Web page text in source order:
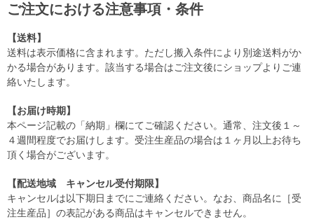
ご注文における注意事項・条件
【送料】
送料は表示価格に含まれます。ただし搬入条件により別途送料がか
かる場合があります。該当する場合はご注文後にショップよりご連
絡いたします。
【お届け時期】
本ページ記載の「納期」欄にてご確認ください。通常、注文後１～
４週間程度でお届けします。受注生産品の場合は１ヶ月以上お待ち
頂く場合がございます。
【配送地域 キャンセル受付期限】
キャンセルは以下期日までにご連絡ください。なお、商品名に［受
注生産品］の表記がある商品はキャンセルできません。